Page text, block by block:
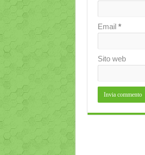
Email *
Sito web